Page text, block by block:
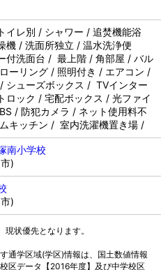
イレ別 / シャワー / 追焚機能浴
機 / 洗面所独立 / 温水洗浄便
付洗面台 / 最上階 / 角部屋 / バル
ーリング / 照明付き / エアコン /
シューズボックス / TVインター
ロック / 宅配ボックス / 光ファイ
/ 防犯カメラ / ネット使用料不
キッチン / 室内洗濯機置き場 /
南小学校
)
)
状優先となります。
通学区域(学区)情報は、国土数値情報
区データ【2016年度】及び中学校区